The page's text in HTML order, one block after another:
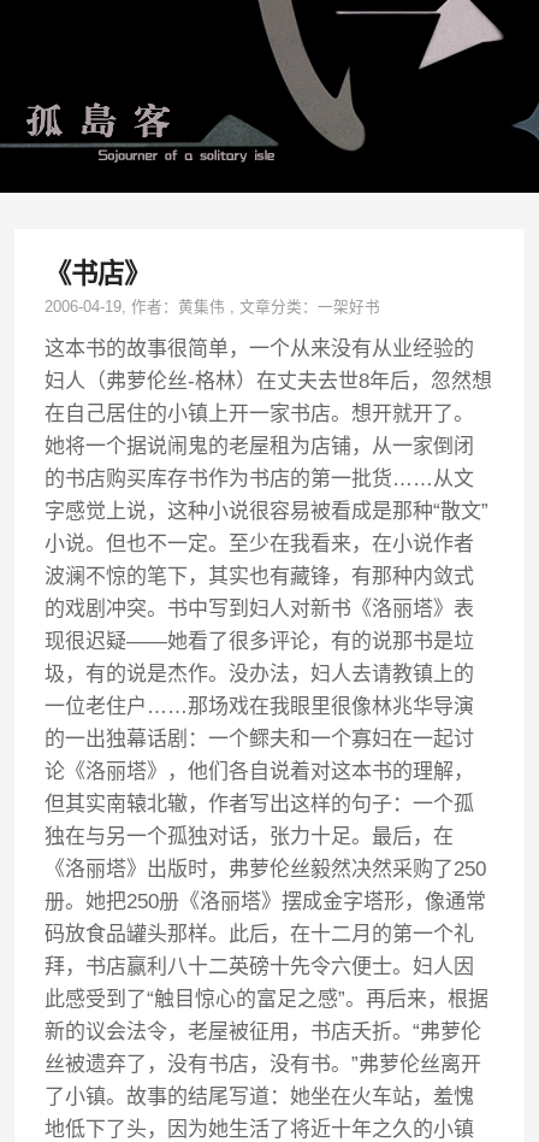
《书店》
2006-04-19, 作者：黄集伟 ,文章分类：一架好书
这本书的故事很简单，一个从来没有从业经验的
妇人（弗萝伦丝-格林）在丈夫去世8年后，忽然想
在自己居住的小镇上开一家书店。想开就开了。
她将一个据说闹鬼的老屋租为店铺，从一家倒闭
的书店购买库存书作为书店的第一批货……从文
字感觉上说，这种小说很容易被看成是那种“散文”
小说。但也不一定。至少在我看来，在小说作者
波澜不惊的笔下，其实也有藏锋，有那种内敛式
的戏剧冲突。书中写到妇人对新书《洛丽塔》表
现很迟疑——她看了很多评论，有的说那书是垃
圾，有的说是杰作。没办法，妇人去请教镇上的
一位老住户……那场戏在我眼里很像林兆华导演
的一出独幕话剧：一个鳏夫和一个寡妇在一起讨
论《洛丽塔》，他们各自说着对这本书的理解，
但其实南辕北辙，作者写出这样的句子：一个孤
独在与另一个孤独对话，张力十足。最后，在
《洛丽塔》出版时，弗萝伦丝毅然决然采购了250
册。她把250册《洛丽塔》摆成金字塔形，像通常
码放食品罐头那样。此后，在十二月的第一个礼
拜，书店赢利八十二英磅十先令六便士。妇人因
此感受到了“触目惊心的富足之感”。再后来，根据
新的议会法令，老屋被征用，书店夭折。“弗萝伦
丝被遗弃了，没有书店，没有书。”弗萝伦丝离开
了小镇。故事的结尾写道：她坐在火车站，羞愧
地低下了头，因为她生活了将近十年之久的小镇